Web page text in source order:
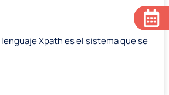
Xpath es el sistema que se